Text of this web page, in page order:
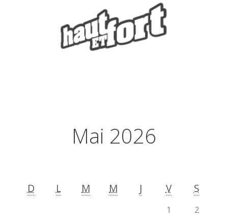
Mai 2026
D L M M J V S
1
2